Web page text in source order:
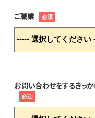
ご職業 必須
お問い合わせをするきっ
必須